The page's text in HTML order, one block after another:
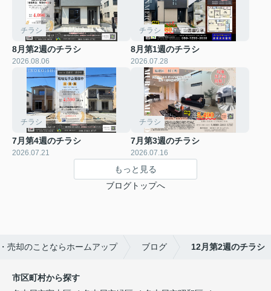
チラシ
8月第2週のチラシ
2026.08.06
チラシ
8月第1週のチラシ
2026.07.28
チラシ
7月第4週のチラシ
2026.07.21
チラシ
7月第3週のチラシ
2026.07.16
もっと見る
ブログトップへ
売却のことならホームアップ ブログ 12月第2週のチラシ
市区町村から探す